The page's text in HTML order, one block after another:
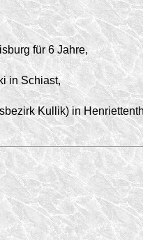
für 6 Jahre,
in Schiast,
Kullik) in